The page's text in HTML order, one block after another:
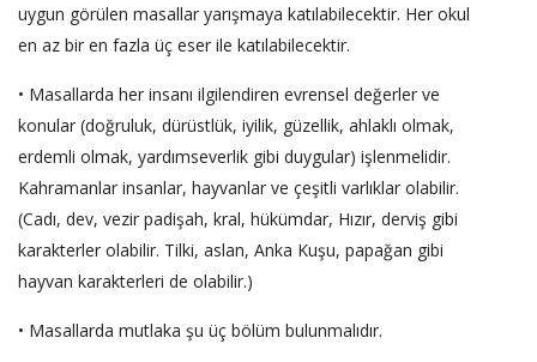
uygun görülen masallar yarışmaya katılabilecektir. Her okul
en az bir en fazla üç eser ile katılabilecektir.
• Masallarda her insanı ilgilendiren evrensel değerler ve
konular (doğruluk, dürüstlük, iyilik, güzellik, ahlaklı olmak,
erdemli olmak, yardımseverlik gibi duygular) işlenmelidir.
Kahramanlar insanlar, hayvanlar ve çeşitli varlıklar olabilir.
(Cadı, dev, vezir padişah, kral, hükümdar, Hızır, derviş gibi
karakterler olabilir. Tilki, aslan, Anka Kuşu, papağan gibi
hayvan karakterleri de olabilir.)
• Masallarda mutlaka şu üç bölüm bulunmalıdır.